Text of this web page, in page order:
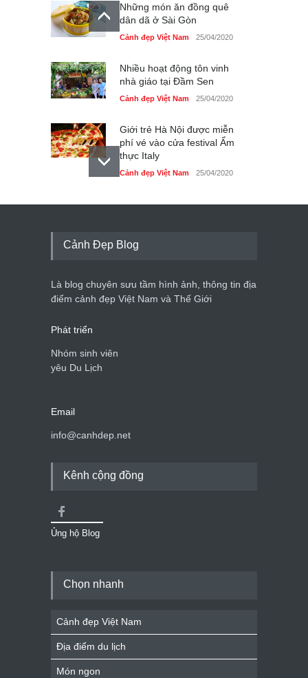
Những món ăn đồng quê
dân dã ở Sài Gòn
Cảnh đẹp Việt Nam 25/04/2020
Nhiều hoạt động tôn vinh
nhà giáo tại Đầm Sen
Cảnh đẹp Việt Nam 25/04/2020
Giới trẻ Hà Nội được miễn
phí vé vào cửa festival Ẩm
thực Italy
Cảnh đẹp Việt Nam 25/04/2020
Tam giác mạch khoe sắc
du lịch quốc gia
Cảnh đẹp Việt Nam 24/04/2020
Cảnh Đẹp Blog
Là blog chuyên sưu tầm hình ảnh, thông tin địa
điểm cảnh đẹp Việt Nam và Thế Giới
Phát triển
Nhóm sinh viên
yêu Du Lịch
Email
info@canhdep.net
Kênh cộng đồng
Ủng hộ Blog
Chọn nhanh
Cảnh đẹp Việt Nam
Địa điểm du lịch
Món ngon